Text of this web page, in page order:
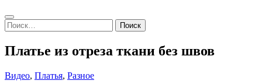
Search
Найти:
Платье из отреза ткани без швов
Видео, Платья, Разное